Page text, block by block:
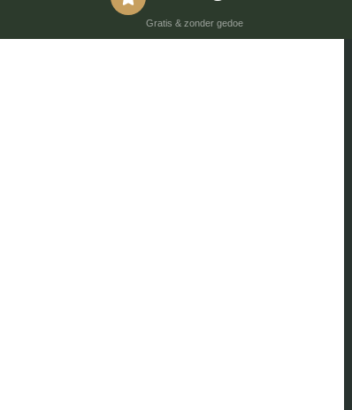
Gratis & zonder gedoe